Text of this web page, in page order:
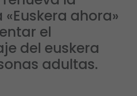
ahora»
el
del euskera
adultas.